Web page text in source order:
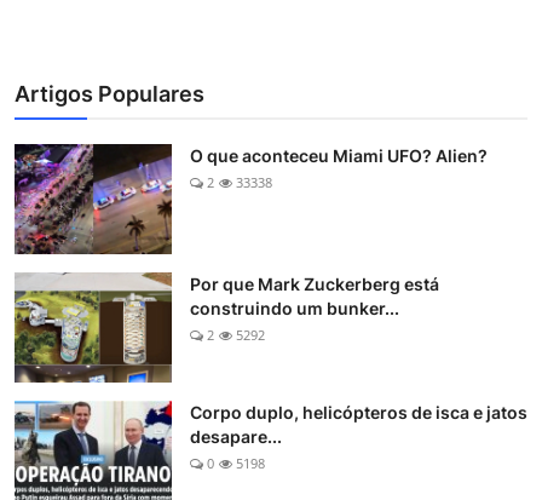
Artigos Populares
O que aconteceu Miami UFO? Alien?
2 33338
Por que Mark Zuckerberg está
construindo um bunker...
2 5292
Corpo duplo, helicópteros de isca e jatos
desapare...
0 5198